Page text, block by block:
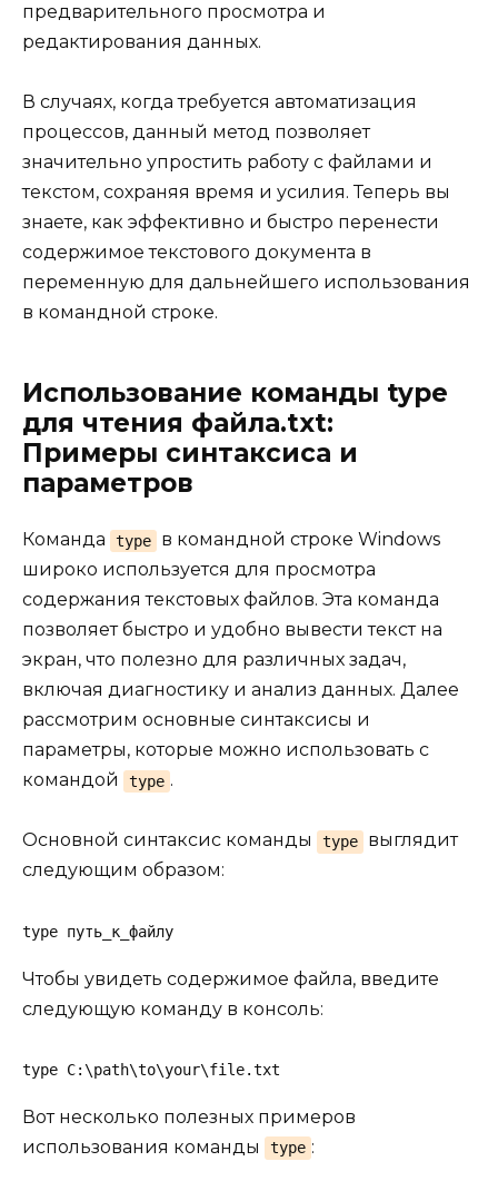
предварительного просмотра и
редактирования данных.
В случаях, когда требуется автоматизация
процессов, данный метод позволяет
значительно упростить работу с файлами и
текстом, сохраняя время и усилия. Теперь вы
знаете, как эффективно и быстро перенести
содержимое текстового документа в
переменную для дальнейшего использования
в командной строке.
Использование команды type
для чтения файла.txt:
Примеры синтаксиса и
параметров
Команда type
в командной строке Windows
широко используется для просмотра
содержания текстовых файлов. Эта команда
позволяет быстро и удобно вывести текст на
экран, что полезно для различных задач,
включая диагностику и анализ данных. Далее
рассмотрим основные синтаксисы и
параметры, которые можно использовать с
командой
type .
Основной синтаксис команды type
выглядит
следующим образом:
type путь_к_файлу
Чтобы увидеть содержимое файла, введите
следующую команду в консоль:
type C:\path\to\your\file.txt
Вот несколько полезных примеров
использования команды
type :